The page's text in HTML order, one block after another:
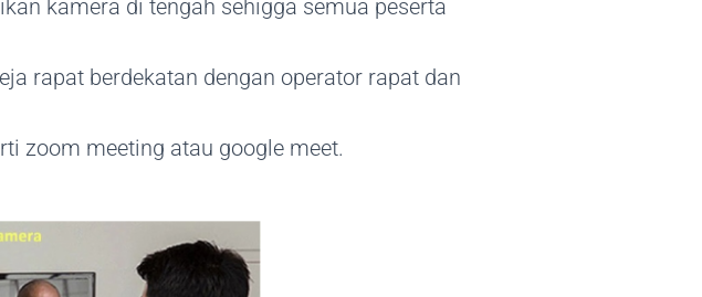
kamera di tengah sehigga semua peserta
rapat berdekatan dengan operator rapat dan
zoom meeting atau google meet.